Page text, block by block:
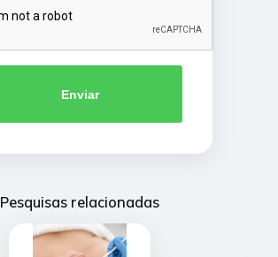
Enviar
Pesquisas relacionadas